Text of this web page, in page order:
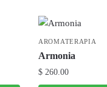
AROMATERAPIA
Armonia
$ 260.00